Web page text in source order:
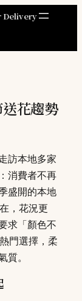
Delivery
花趨勢
訪本地多家
消費者不再
盛開的本地
，花況更
求「顏色不
門選擇，柔
質。